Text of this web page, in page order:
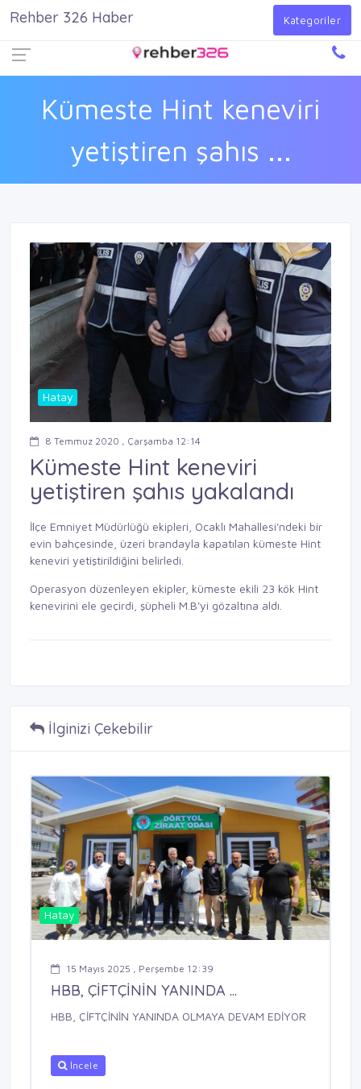
Giriş Yap
Kümeste Hint keneviri
yetiştiren şahıs ...
Rehber 326 Haber Kategoriler
Hatay
8 Temmuz 2020 , Çarşamba 12:14
Kümeste Hint keneviri
yetiştiren şahıs yakalandı
İlçe Emniyet Müdürlüğü ekipleri, Ocaklı Mahallesi'ndeki bir
evin bahçesinde, üzeri brandayla kapatılan kümeste Hint
keneviri yetiştirildiğini belirledi.
Operasyon düzenleyen ekipler, kümeste ekili 23 kök Hint
kenevirini ele geçirdi, şüpheli M.B'yi gözaltına aldı.
İlginizi Çekebilir
Hatay
15 Mayıs 2025 , Perşembe 12:39
HBB, ÇİFTÇİNİN YANINDA ...
HBB, ÇİFTÇİNİN YANINDA OLMAYA DEVAM EDİYOR
İncele